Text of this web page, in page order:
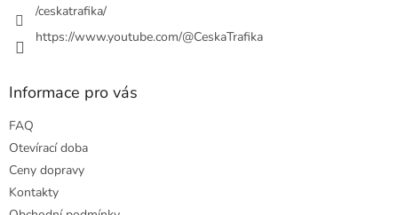
ý
/ceskatrafika/
https://www.youtube.com/@CeskaTrafika
Informace pro vás
FAQ
Otevírací doba
Ceny dopravy
Kontakty